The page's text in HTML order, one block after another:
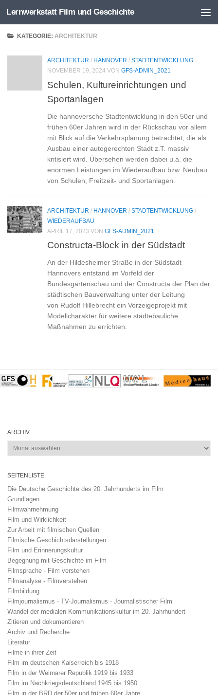
Zum Inhalt springen
Lernwerkstatt Film und Geschichte
KATEGORIE:ARCHITEKTUR
ARCHITEKTUR / HANNOVER / STADTENTWICKLUNG
NOVEMBER 19, 2024 VON GFS-ADMIN_2021
Schulen, Kultureinrichtungen und
Sportanlagen
Die hannoversche Stadtentwicklung in den 50er und
frühen 60er Jahren wird in der Rückschau vor allem
mit Blick auf die Verkehrsplanung betrachtet, die als
Ausbau einer autogerechten Stadt z.T. massiv
kritisiert wird. Übersehen werden dabei u.a. die
enormen Leistungen im Wiederaufbau bzw. Neubau
von Schulen, Freitzeit- und Sportanlagen.
ARCHITEKTUR / HANNOVER / STADTENTWICKLUNG /
WIEDERAUFBAU
APRIL 17, 2023 VON GFS-ADMIN_2021
Constructa-Block in der Südstadt
An der Hildesheimer Straße in der Südstadt
Hannovers entstand im Vorfeld der
Bundesgartenschau und der Constructa der Plan der
städtischen Bauverwaltung unter der Leitung
von Rudolf Hillebrecht ein Vorzeigeprojekt mit
Modellcharakter für weitere städtebauliche
Maßnahmen zu errichten.
ARCHIV
Archiv
SEITENLISTE
Die Deutsche Geschichte des 20. Jahrhunderts im Film
Grundlagen
Filmwahrnehmung
Film und Wirklichkeit
Zur Arbeit mit filmischen Quellen
Filmische Geschichtsdarstellungen
Film und Erinnerungskultur
Begegnung mit Geschichte im Film
Filmsprache - Film verstehen
Filmanalyse - Filmverstehen
Filmbildung
Filmjournalismus - TV-Journalismus - Journalistischer Film
Wandel der medialen Kommunikationskultur im 20. Jahrhundert
Zitieren und dokumentieren
Archiv und Recherche
Literatur
Filme in ihrer Zeit
Film im deutschen Kaiserreich bis 1918
Film in der Weimarer Republik 1919 bis 1933
Film im Nachkriegsdeutschland 1945 bis 1950
Film in der BRD der 50er und frühen 60er Jahre